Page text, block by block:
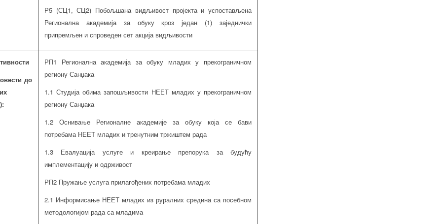
Р5 (СЦ1, СЦ2) Побољшана видљивост пројекта и успостављена
Регионална академија за обуку кроз један (1) заједнички
припремљен и спроведен сет акција видљивости
до
РП1 Регионална академија за обуку младих у прекограничном
региону Санџака
1.1 Студија обима запошљивости НЕЕТ младих у прекограничном
региону Санџака
1.2 Оснивање Регионалне академије за обуку која се бави
потребама НЕЕТ младих и тренутним тржиштем рада
1.3 Евалуација услуге и креирање препорука за будућу
имплементацију и одрживост
РП2 Пружање услуга прилагођених потребама младих
2.1 Информисање НЕЕТ младих из руралних средина са посебном
методологијом рада са младима